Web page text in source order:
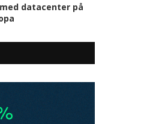
datacenter på